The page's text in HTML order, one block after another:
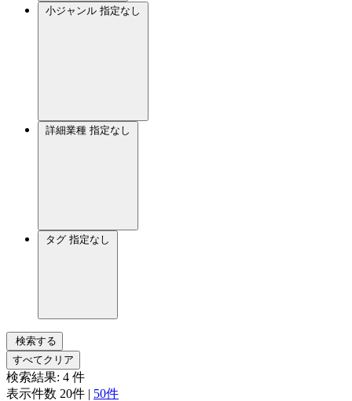
小ジャンル 指定なし
詳細業種 指定なし
タグ 指定なし
検索する
すべてクリア
検索結果: 4 件
表示件数 20件 | 50件